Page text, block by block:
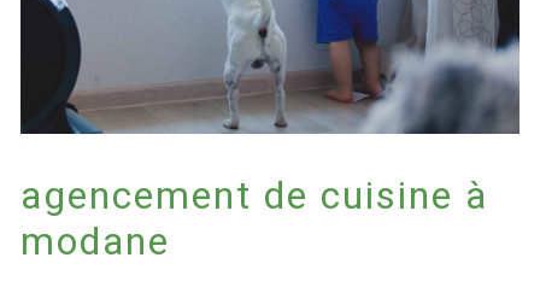
agencement de cuisine à
modane